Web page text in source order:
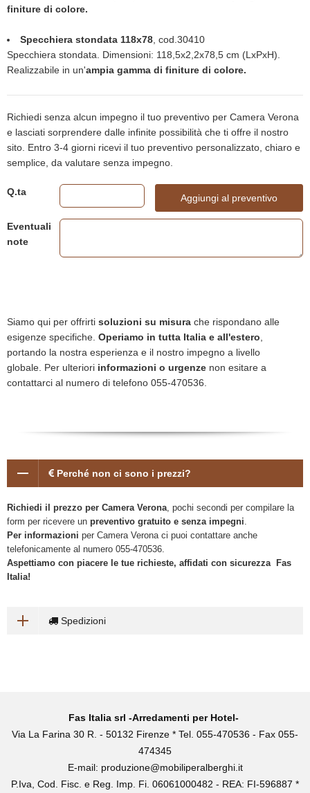
finiture di colore.
Specchiera stondata 118x78, cod.30410
Specchiera stondata. Dimensioni: 118,5x2,2x78,5 cm (LxPxH).
Realizzabile in un'ampia gamma di finiture di colore.
Richiedi senza alcun impegno il tuo preventivo per Camera Verona
e lasciati sorprendere dalle infinite possibilità che ti offre il nostro
sito. Entro 3-4 giorni ricevi il tuo preventivo personalizzato, chiaro e
semplice, da valutare senza impegno.
Q.ta
Aggiungi al preventivo
Eventuali
note
Siamo qui per offrirti soluzioni su misura che rispondano alle
esigenze specifiche. Operiamo in tutta Italia e all'estero,
portando la nostra esperienza e il nostro impegno a livello
globale. Per ulteriori informazioni o urgenze non esitare a
contattarci al numero di telefono 055-470536.
Perché non ci sono i prezzi?
Richiedi il prezzo per Camera Verona, pochi secondi per compilare la
form per ricevere un preventivo gratuito e senza impegni.
Per informazioni per Camera Verona ci puoi contattare anche
telefonicamente al numero 055-470536.
Aspettiamo con piacere le tue richieste, affidati con sicurezza Fas
Italia!
Spedizioni
Fas Italia srl -Arredamenti per Hotel-
Via La Farina 30 R. - 50132 Firenze * Tel. 055-470536 - Fax 055-
474345
E-mail: produzione@mobiliperalberghi.it
P.Iva, Cod. Fisc. e Reg. Imp. Fi. 06061000482 - REA: FI-596887 *